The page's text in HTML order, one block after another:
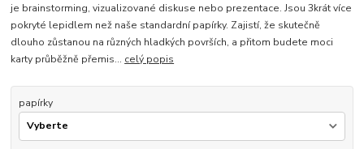
je brainstorming, vizualizované diskuse nebo prezentace. Jsou 3krát více
pokryté lepidlem než naše standardní papírky. Zajistí, že skutečně
dlouho zůstanou na různých hladkých površích, a přitom budete moci
karty průběžně přemis... celý popis
papírky